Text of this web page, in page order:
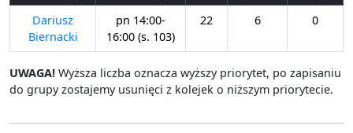
Dariusz
Biernacki
pn 14:00-
16:00 (s. 103)
22 6 0
UWAGA! Wyższa liczba oznacza wyższy priorytet, po zapisaniu
do grupy zostajemy usunięci z kolejek o niższym priorytecie.
Logika dla informatyków
Logika dla informatyków (zaawansowana)
Logiki modalne i temporalne
Matematyka dyskretna (L)
Matematyka dyskretna (M)
Metody implementacji algorytmów